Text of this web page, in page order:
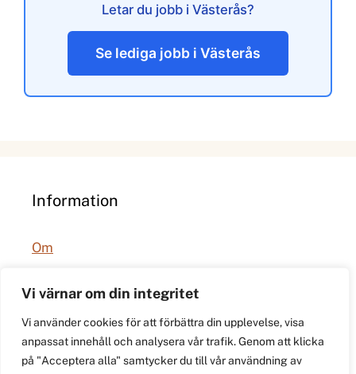
Vi värnar om din integritet
Vi använder cookies för att förbättra din upplevelse, visa
anpassat innehåll och analysera vår trafik. Genom att klicka
på "Acceptera alla" samtycker du till vår användning av
Letar du jobb i Västerås?
Se lediga jobb i Västerås
Information
Om